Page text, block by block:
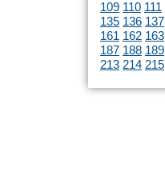
109 110 111
135 136 137
161 162 163
187 188 189
213 214 215